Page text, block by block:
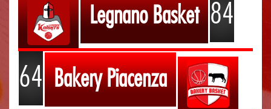
Legnano Basket 84
64 Bakery Piacenza